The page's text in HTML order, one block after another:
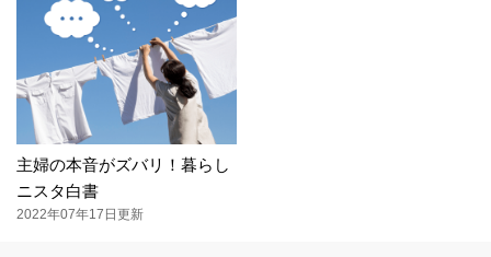
主婦の本音がズバリ！暮らし
ニスタ白書
2022年07年17日更新